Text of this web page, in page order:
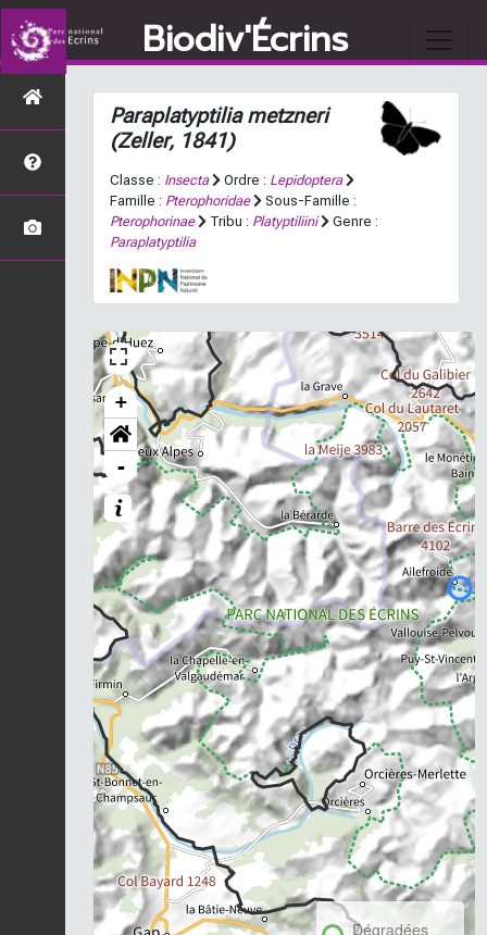
Biodiv'Écrins
Paraplatyptilia metzneri
(Zeller, 1841)
Classe : Insecta Ordre : Lepidoptera
Famille : Pterophoridae
Sous-Famille :
Pterophorinae
Tribu : Platyptiliini
Genre :
Paraplatyptilia
+
-
Dégradées